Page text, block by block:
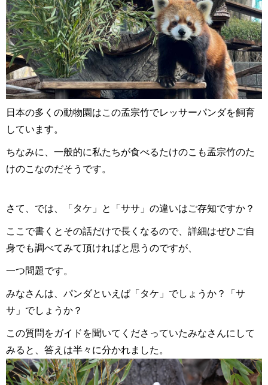
日本の多くの動物園はこの孟宗竹でレッサーパンダを飼育
しています。
ちなみに、一般的に私たちが食べるたけのこも孟宗竹のた
けのこなのだそうです。
さて、では、「タケ」と「ササ」の違いはご存知ですか？
ここで書くとその話だけで長くなるので、詳細はぜひご自
身でも調べてみて頂ければと思うのですが、
一つ問題です。
みなさんは、パンダといえば「タケ」でしょうか？「サ
サ」でしょうか？
この質問をガイドを聞いてくださっていたみなさんにして
みると、答えは半々に分かれました。